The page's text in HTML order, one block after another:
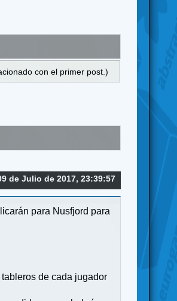
con el primer post.)
de Julio de 2017, 23:39:57
para Nusfjord para
de cada jugador